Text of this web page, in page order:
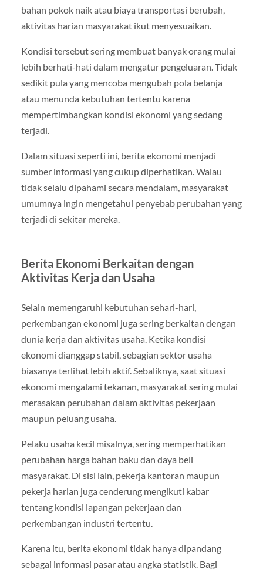
bahan pokok naik atau biaya transportasi berubah,
aktivitas harian masyarakat ikut menyesuaikan.
Kondisi tersebut sering membuat banyak orang mulai
lebih berhati-hati dalam mengatur pengeluaran. Tidak
sedikit pula yang mencoba mengubah pola belanja
atau menunda kebutuhan tertentu karena
mempertimbangkan kondisi ekonomi yang sedang
terjadi.
Dalam situasi seperti ini, berita ekonomi menjadi
sumber informasi yang cukup diperhatikan. Walau
tidak selalu dipahami secara mendalam, masyarakat
umumnya ingin mengetahui penyebab perubahan yang
terjadi di sekitar mereka.
Berita Ekonomi Berkaitan dengan
Aktivitas Kerja dan Usaha
Selain memengaruhi kebutuhan sehari-hari,
perkembangan ekonomi juga sering berkaitan dengan
dunia kerja dan aktivitas usaha. Ketika kondisi
ekonomi dianggap stabil, sebagian sektor usaha
biasanya terlihat lebih aktif. Sebaliknya, saat situasi
ekonomi mengalami tekanan, masyarakat sering mulai
merasakan perubahan dalam aktivitas pekerjaan
maupun peluang usaha.
Pelaku usaha kecil misalnya, sering memperhatikan
perubahan harga bahan baku dan daya beli
masyarakat. Di sisi lain, pekerja kantoran maupun
pekerja harian juga cenderung mengikuti kabar
tentang kondisi lapangan pekerjaan dan
perkembangan industri tertentu.
Karena itu, berita ekonomi tidak hanya dipandang
sebagai informasi pasar atau angka statistik. Bagi